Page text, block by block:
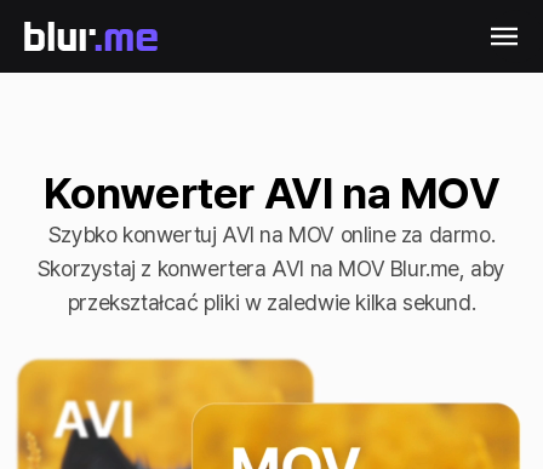
Konwerter AVI na MOV
Szybko konwertuj AVI na MOV online za darmo.
Skorzystaj z konwertera AVI na MOV Blur.me, aby
przekształcać pliki w zaledwie kilka sekund.